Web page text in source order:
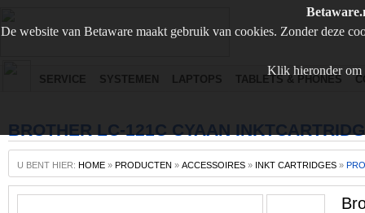
De website van Betaware maakt gebruik van cookies. Zonder deze
Klik hieronder om
SERVICE SYSTEMEN LAPTOPS TABLETS & PHONES
BROTHER LC-121C CYAAN
U BENT HIER: HOME » PRODUCTEN » ACCESSOIRES » INKT CARTRIDGES »